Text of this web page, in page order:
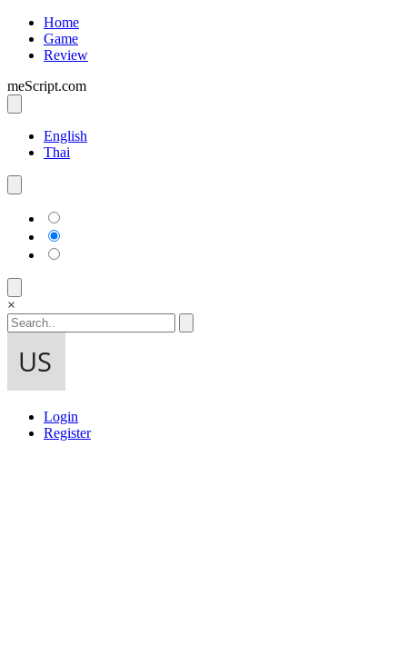
Home
Game
Review
meScript.com
English
Thai
×
Login
Register